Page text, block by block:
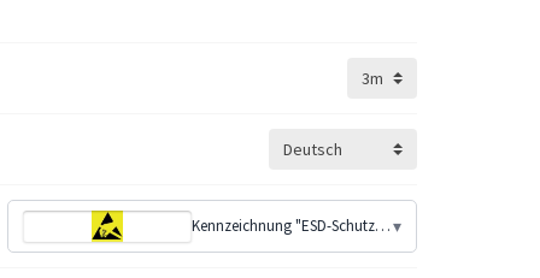
Kennzeichnung "ESD-Schutzbereich"
▾